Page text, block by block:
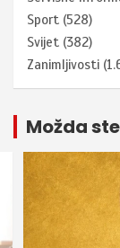
Sport (528)
Svijet (382)
Zanimljivosti
Možda